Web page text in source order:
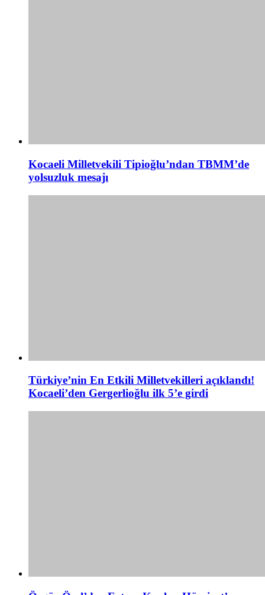
Kocaeli Milletvekili Tipioğlu’ndan TBMM’de
yolsuzluk mesajı
Türkiye’nin En Etkili Milletvekilleri açıklandı!
Kocaeli’den Gergerlioğlu ilk 5’e girdi